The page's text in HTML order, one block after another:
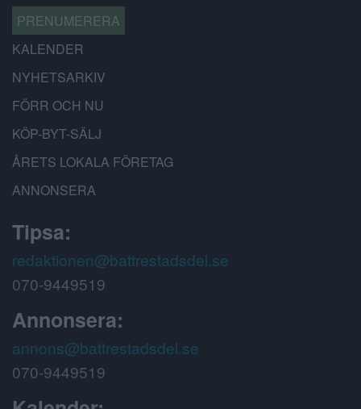
PRENUMERERA
KALENDER
NYHETSARKIV
FÖRR OCH NU
KÖP-BYT-SÄLJ
ÅRETS LOKALA FÖRETAG
ANNONSERA
Tipsa:
redaktionen@battrestadsdel.se
070-9449519
Annonsera:
annons@battrestadsdel.se
070-9449519